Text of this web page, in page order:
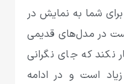
شما به نمایش در
در مدل‌های قدیمی
که جای نگرانی
است و در ادامه